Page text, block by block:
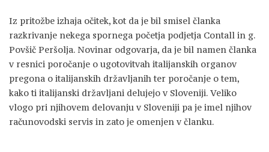
Iz pritožbe izhaja očitek, kot da je bil smisel članka
razkrivanje nekega spornega početja podjetja Contall in g.
Povšič Peršolja. Novinar odgovarja, da je bil namen članka
v resnici poročanje o ugotovitvah italijanskih organov
pregona o italijanskih državljanih ter poročanje o tem,
kako ti italijanski državljani delujejo v Sloveniji. Veliko
vlogo pri njihovem delovanju v Sloveniji pa je imel njihov
računovodski servis in zato je omenjen v članku.